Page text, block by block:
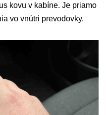
kovu v kabíne. Je priamo
vo vnútri prevodovky.